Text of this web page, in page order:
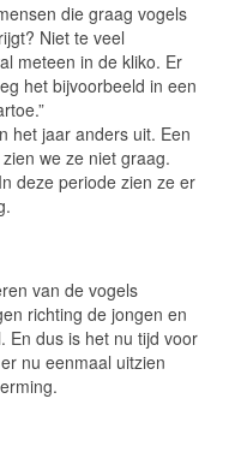
die graag vogels
Niet te veel
meteen in de kliko. Er
het bijvoorbeeld in een
het jaar anders uit. Een
we ze niet graag.
deze periode zien ze er
van de vogels
richting de jongen en
En dus is het nu tijd voor
nu eenmaal uitzien